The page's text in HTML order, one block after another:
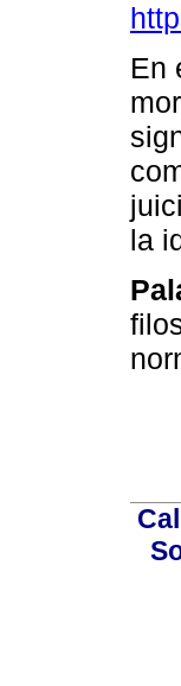
En
la